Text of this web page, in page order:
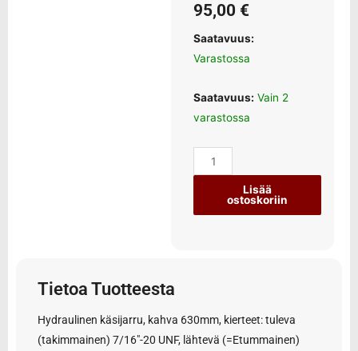
95,00 €
Saatavuus:
Varastossa
Saatavuus: Vain 2
varastossa
Lisää
ostoskoriin
Tietoa Tuotteesta
Hydraulinen käsijarru, kahva 630mm, kierteet: tuleva
(takimmainen) 7/16″-20 UNF, lähtevä (=Etummainen)